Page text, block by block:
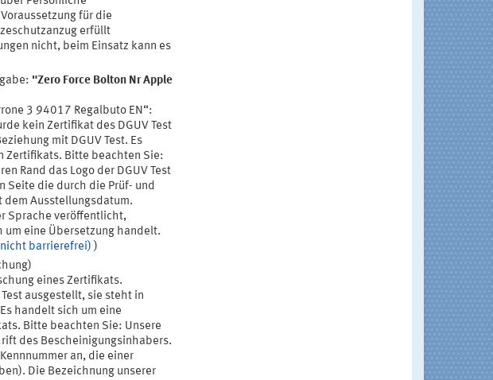
für die
erfüllt
nicht, beim Einsatz kann es
"Zero Force Bolton Nr Apple
3 94017 Regalbuto EN“:
kein Zertifikat des DGUV Test
mit DGUV Test. Es
Zertifikats. Bitte beachten Sie:
Rand das Logo der DGUV Test
Seite die durch die Prüf- und
dem Ausstellungsdatum.
Sprache veröffentlicht,
um eine Übersetzung handelt.
barrierefrei) )
eines Zertifikats.
ausgestellt, sie steht in
handelt sich um eine
Bitte beachten Sie: Unsere
des Bescheinigungsinhabers.
an, die einer
Die Bezeichnung unserer